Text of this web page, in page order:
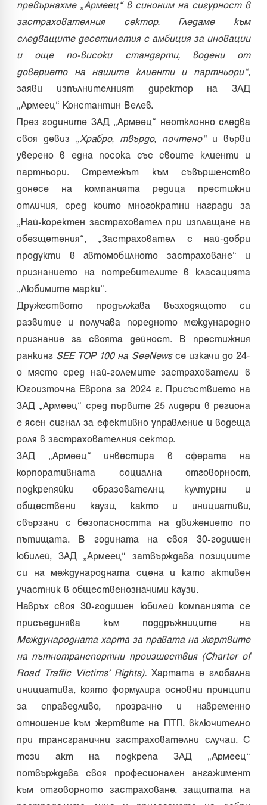
превърнахме „Армеец“ в синоним на сигурност в
застрахователния сектор. Гледаме към
следващите десетилетия с амбиция за иновации
и още по-високи стандарти, водени от
доверието на нашите клиенти и партньори“,
заяви изпълнителният директор на ЗАД
„Армеец“ Константин Велев.
През годините ЗАД „Армеец“ неотклонно следва
своя девиз „Храбро, твърдо, почтено“ и върви
уверено в една посока със своите клиенти и
партньори. Стремежът към съвършенство
донесе на компанията редица престижни
отличия, сред които многократни награди за
„Най-коректен застраховател при изплащане на
обезщетения“, „Застраховател с най-добри
продукти в автомобилното застраховане“ и
признанието на потребителите в класацията
„Любимите марки“.
Дружеството продължава възходящото си
развитие и получава поредното международно
признание за своята дейност. В престижния
ранкинг SEE TOP 100 на SeeNews се изкачи до 24-
о място сред най-големите застрахователи в
Югоизточна Европа за 2024 г. Присъствието на
ЗАД „Армеец“ сред първите 25 лидери в региона
е ясен сигнал за ефективно управление и водеща
роля в застрахователния сектор.
ЗАД „Армеец“ инвестира в сферата на
корпоративната социална отговорност,
подкрепяйки образователни, културни и
обществени каузи, както и инициативи,
свързани с безопасността на движението по
пътищата. В годината на своя 30-годишен
юбилей, ЗАД „Армеец“ затвърждава позициите
си на международната сцена и като активен
участник в общественозначими каузи.
Навръх своя 30-годишен юбилей компанията се
присъединява към поддръжниците на
Международната харта за правата на жертвите
на пътнотранспортни произшествия (Charter of
Road Traffic Victims’ Rights). Хартата е глобална
инициатива, която формулира основни принципи
за справедливо, прозрачно и навременно
отношение към жертвите на ПТП, включително
при трансгранични застрахователни случаи. С
този акт на подкрепа ЗАД „Армеец“
потвърждава своя професионален ангажимент
към отговорното застраховане, защитата на